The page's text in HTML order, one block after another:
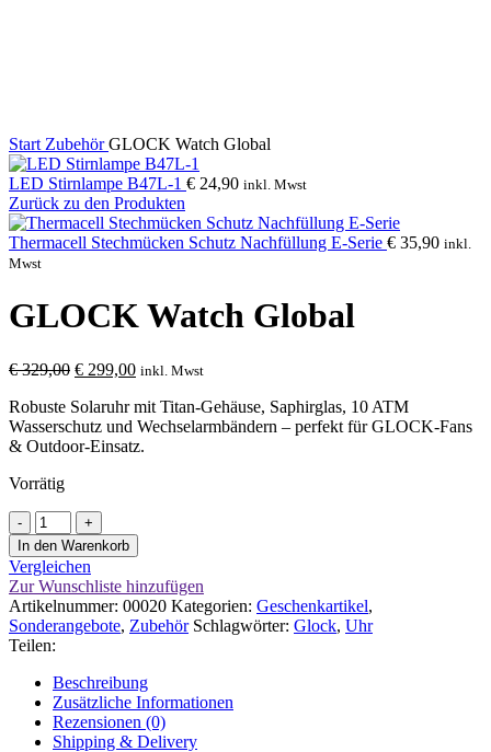
Start ZubehörGLOCK Watch Global
LED Stirnlampe B47L-1 € 24,90 inkl. Mwst
Zurück zu den Produkten
Thermacell Stechmücken Schutz Nachfüllung E-Serie € 35,90 inkl.
Mwst
GLOCK Watch Global
€329,00 Ursprünglicher
war:
€ 329,00
€ 299,00Aktueller
ist:
€ 299,00.
inkl. Mwst
Robuste Solaruhr mit Titan‑Gehäuse, Saphirglas, 10 ATM
Wasserschutz und Wechselarmbändern – perfekt für GLOCK‑Fans
& Outdoor‑Einsatz.
Vorrätig
GLOCK
Watch
Global
Menge
In den Warenkorb
Vergleichen
Zur Wunschliste hinzufügen
Artikelnummer: 00020 Kategorien: Geschenkartikel,
Sonderangebote, Zubehör Schlagwörter: Glock, Uhr
Teilen:
Beschreibung
Zusätzliche Informationen
Rezensionen (0)
Shipping & Delivery